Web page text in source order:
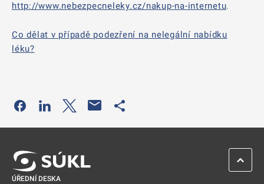
http://www.nebezpecneleky.cz/nakup-na-internetu.
Co dělat v případě podezření na nelegální nabídku
léku?
Odkaz se otevře na nové kartě
Odkaz se otevře na nové kartě
Odkaz se otevře na nové kartě
ÚŘEDNÍ DESKA
ZPĚT